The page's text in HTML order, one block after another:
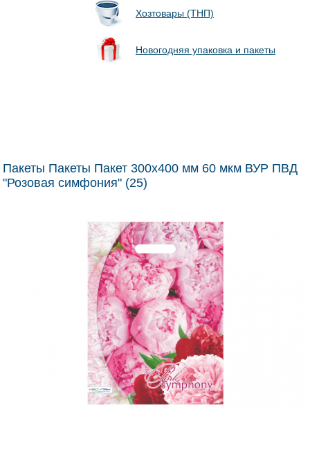
Хозтовары (ТНП)
Новогодняя упаковка и пакеты
Пакеты Пакеты Пакет 300х400 мм 60 мкм ВУР ПВД
"Розовая симфония" (25)